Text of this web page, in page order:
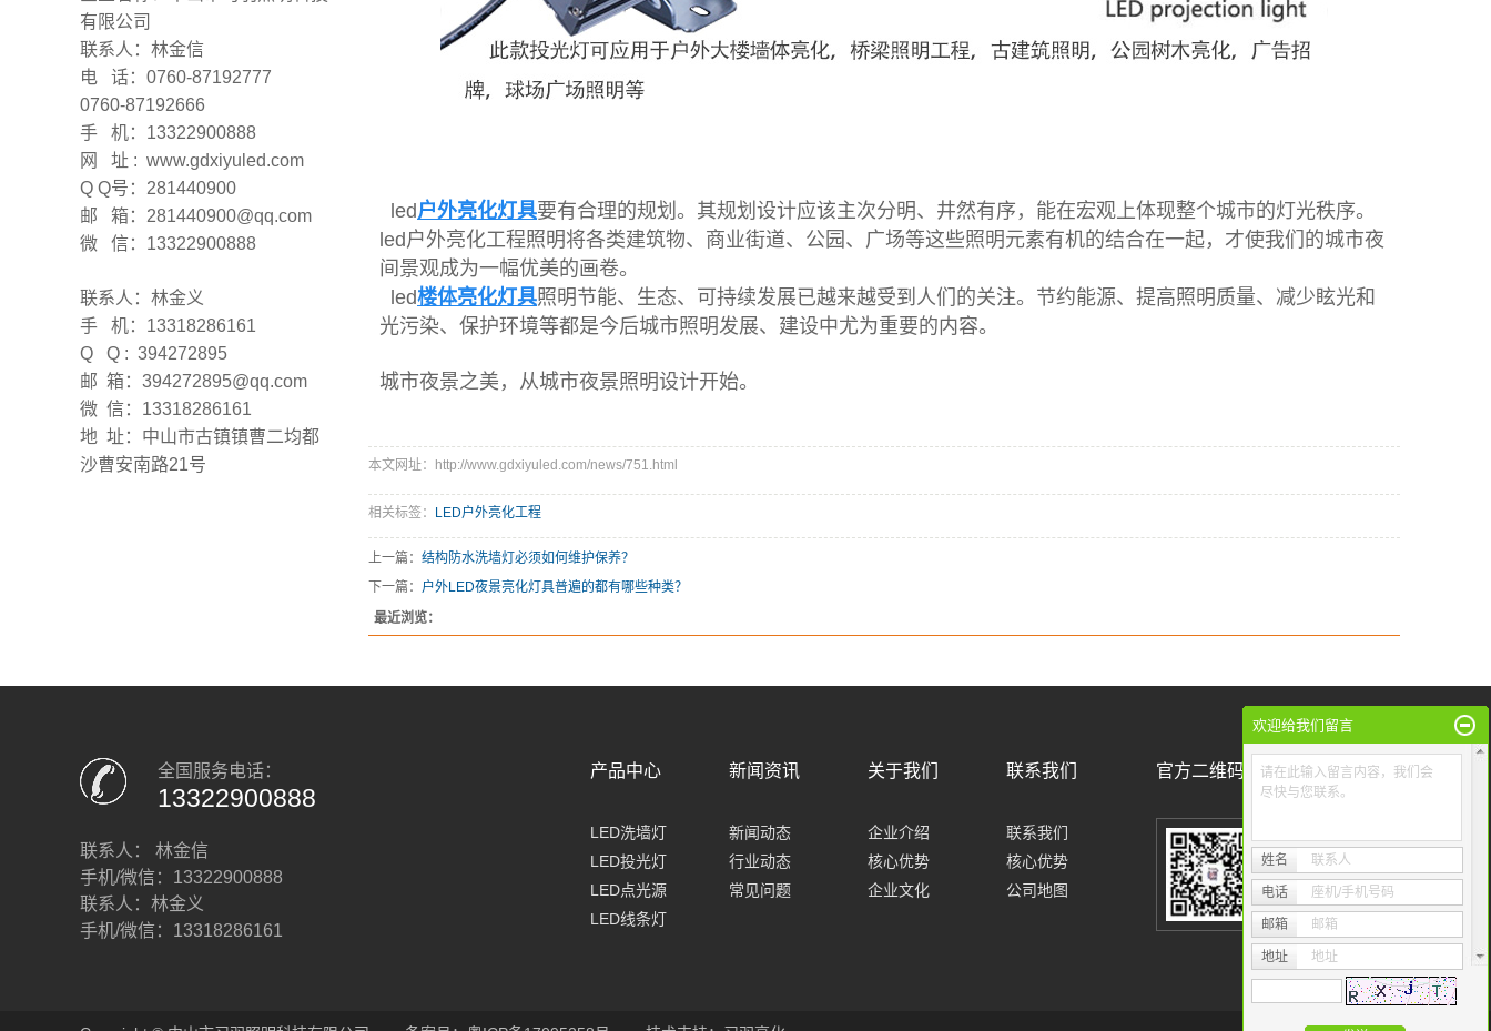
有限公司
联系人：林金信
电 话：0760-87192777
0760-87192666
手 机：13322900888
网 址 : www.gdxiyuled.com
Q Q号：281440900
邮 箱：281440900@qq.com
微 信：13322900888
联系人：林金义
手 机：13318286161
Q Q : 394272895
邮 箱：394272895@qq.com
微 信：13318286161
地 址：中山市古镇镇曹二均都
沙曹安南路21号
led户外亮化灯具要有合理的规划。其规划设计应该主次分明、井然有序，能在宏观上体现整个城市的灯光秩序。
led户外亮化工程照明将各类建筑物、商业街道、公园、广场等这些照明元素有机的结合在一起，才使我们的城市夜
间景观成为一幅优美的画卷。
led楼体亮化灯具照明节能、生态、可持续发展已越来越受到人们的关注。节约能源、提高照明质量、减少眩光和
光污染、保护环境等都是今后城市照明发展、建设中尤为重要的内容。
城市夜景之美，从城市夜景照明设计开始。
本文网址：http://www.gdxiyuled.com/news/751.html
相关标签： LED户外亮化工程
上一篇： 结构防水洗墙灯必须如何维护保养？
下一篇： 户外LED夜景亮化灯具普遍的都有哪些种类？
最近浏览：
全国服务电话：
13322900888
联系人： 林金信
手机/微信：13322900888
联系人：林金义
手机/微信：13318286161
产品中心
LED洗墙灯
LED投光灯
LED点光源
LED线条灯
新闻资讯
新闻动态
行业动态
常见问题
关于我们
企业介绍
核心优势
企业文化
联系我们
联系我们
核心优势
公司地图
官方二维码
欢迎给我们留言
请在此输入留言内容，我们会
尽快与您联系。
姓名 联系人
电话 座机/手机号码
邮箱 邮箱
地址 地址